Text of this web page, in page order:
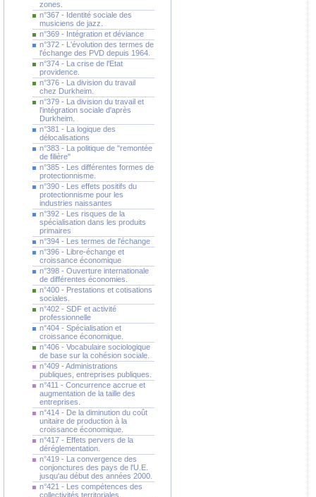
zones.
n°367 - Identité sociale des
musiciens de jazz.
n°369 - Intégration et déviance
n°372 - L'évolution des termes de
l'échange des PVD depuis 1964.
n°374 - La crise de l'Etat
providence.
n°376 - La division du travail
chez Durkheim.
n°379 - La division du travail et
l'intégration sociale d'après
Durkheim.
n°381 - La logique des
délocalisations
n°383 - La politique de "remontée
de filière"
n°385 - Les différentes formes de
protectionnisme.
n°390 - Les effets positifs du
protectionnisme pour les
industries naissantes
n°392 - Les risques de la
spécialisation dans les produits
primaires
n°394 - Les termes de l'échange
n°396 - Libre-échange et
croissance économique
n°398 - Ouverture internationale
de différentes économies.
n°400 - Prestations et cotisations
sociales.
n°402 - SDF et activité
professionnelle
n°404 - Spécialisation et
croissance économique.
n°406 - Vocabulaire sociologique
de base sur la cohésion sociale.
n°409 - Administrations
publiques, entreprises publiques.
n°411 - Concurrence accrue et
augmentation de la taille des
entreprises.
n°414 - De la diminution du coût
unitaire de production à la
croissance économique.
n°417 - Effets pervers de la
déréglementation.
n°419 - La convergence des
conjonctures des pays de l'U.E.
jusqu'au début des années 2000.
n°421 - Les compétences des
collectivités territoriales.